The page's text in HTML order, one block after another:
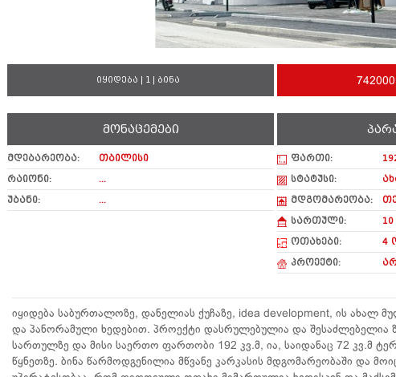
იყიდება | 1 | ბინა
მონაცემები
მდებარეობა:
თბილისი
რაიონი:
...
უბანი:
...
ფართი:
სტატუსი:
მდგომარეობა:
სართული:
ოთახები:
4
პროექტი:
იყიდება საბურთალოზე, დანელიას ქუჩაზე, idea development, ის ახალ
და პანორამული ხედებით. პროექტი დასრულებულია და შესაძლებელია
სართულზე და მისი საერთო ფართობი 192 კვ.მ, ია, საიდანაც 72 კვ.მ
წყნეთზე. ბინა წარმოდგენილია მწვანე კარკასის მდგომარეობაში და